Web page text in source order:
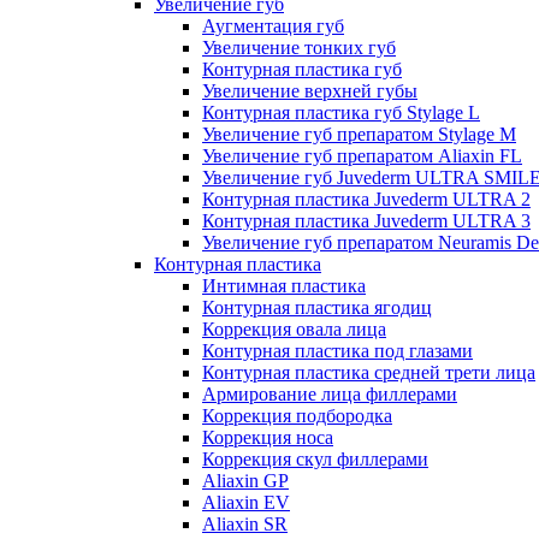
Увеличение губ
Аугментация губ
Увеличение тонких губ
Контурная пластика губ
Увеличение верхней губы
Контурная пластика губ Stylage L
Увеличение губ препаратом Stylage M
Увеличение губ препаратом Aliaxin FL
Увеличение губ Juvederm ULTRA
Контурная пластика Juvederm ULTRA 2
Контурная пластика Juvederm ULTRA 3
Увеличение губ препаратом Neuramis
Контурная пластика
Интимная пластика
Контурная пластика ягодиц
Коррекция овала лица
Контурная пластика под глазами
Контурная пластика средней трети лица
Армирование лица филлерами
Коррекция подбородка
Коррекция носа
Коррекция скул филлерами
Aliaxin GP
Aliaxin EV
Aliaxin SR